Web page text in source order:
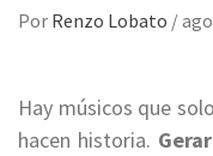
Por Renzo Lobato /
Hay músicos que
hacen historia.